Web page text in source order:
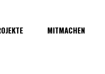
MITMACHEN